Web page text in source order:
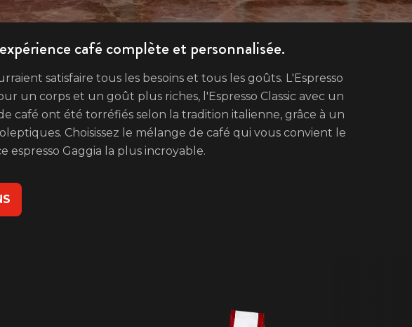
café complète et personnalisée.
satisfaire tous les besoins et tous les goûts. L'Espresso
un corps et un goût plus riches, l'Espresso Classic avec un
café ont été torréfiés selon la tradition italienne, grâce à un
Choisissez le mélange de café qui vous convient le
Gaggia la plus incroyable.